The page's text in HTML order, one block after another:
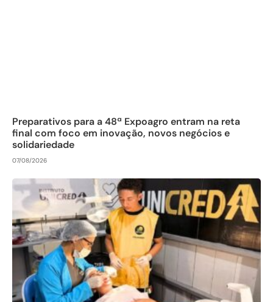
Preparativos para a 48ª Expoagro entram na reta
final com foco em inovação, novos negócios e
solidariedade
07/08/2026